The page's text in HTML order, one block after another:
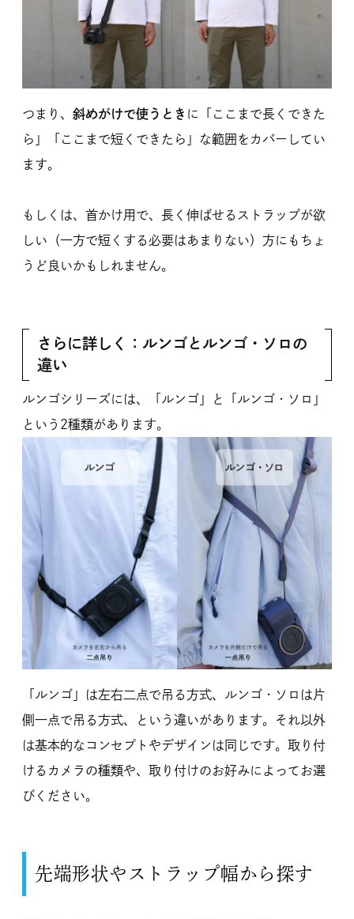
つまり、斜めがけで使うとき に「ここまで長くできた
ら」「ここまで短くできたら」な範囲をカバーしてい
ます。
もしくは、首かけ用で、長く伸ばせるストラップが欲
しい（一方で短くする必要はあまりない）方にもちょ
うど良いかもしれません。
さらに詳しく：ルンゴとルンゴ・ソロの
違い
ルンゴシリーズには、「ルンゴ」と「ルンゴ・ソロ」
という2種類があります。
「ルンゴ」は左右二点で吊る方式、ルンゴ・ソロは片
側一点で吊る方式、という違いがあります。それ以外
は基本的なコンセプトやデザインは同じです。取り付
けるカメラの種類や、取り付けのお好みによってお選
びください。
先端形状やストラップ幅から探す